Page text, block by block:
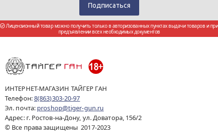
Лицензионный товар можно получить только в авторизованных пунктах выдачи товаров и при
предъявлении всех необходимых документов
ИНТЕРНЕТ-МАГАЗИН ТАЙГЕР ГАН
Телефон:8(863)303-20-97
Эл. почта: proshop@tiger-gun.ru
Адрес: г. Ростов-на-Дону, ул. Доватора, 156/2
© Все права защищены 2017-2023